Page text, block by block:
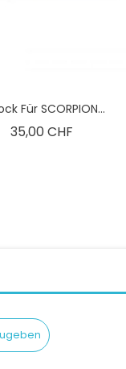
Für SCORPION...
35,00 CHF